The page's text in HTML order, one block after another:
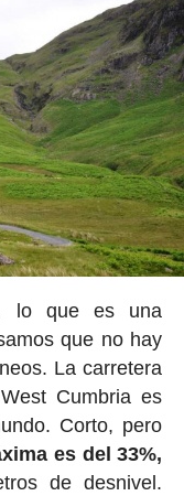
lo que es una
que no hay
La carretera
Cumbria es
Corto, pero
es del 33%,
de desnivel.